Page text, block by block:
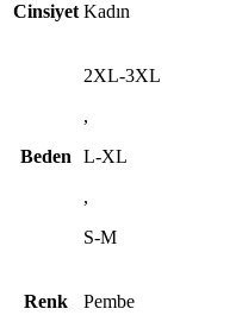
Cinsiyet Kadın
Beden
2XL-3XL
,
L-XL
,
S-M
Renk Pembe